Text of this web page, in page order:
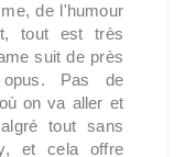
de l'humour
tout est très
suit de près
Pas de
on va aller et
tout sans
et cela offre